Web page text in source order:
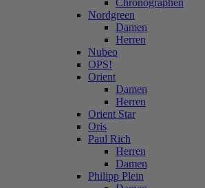
Chronographen
Nordgreen
Damen
Herren
Nubeo
OPS!
Orient
Damen
Herren
Orient Star
Oris
Paul Rich
Herren
Damen
Philipp Plein